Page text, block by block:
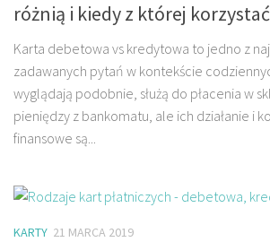
różnią i kiedy z której korzystać
Karta debetowa vs kredytowa to jedno z
zadawanych pytań w kontekście
wyglądają podobnie, służą do płacenia w
pieniędzy z bankomatu, ale ich działanie i
finansowe są...
KARTY 21 MARCA 2019